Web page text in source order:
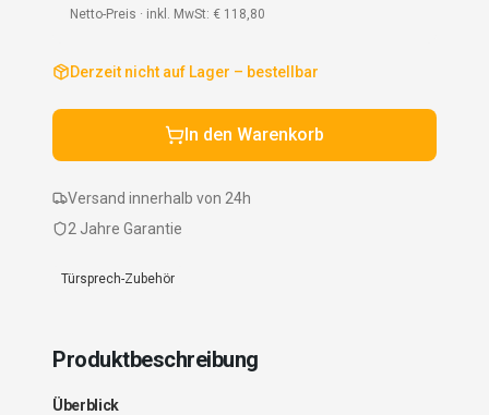
Netto-Preis · inkl. MwSt: € 118,80
Derzeit nicht auf Lager – bestellbar
In den Warenkorb
Versand innerhalb von 24h
2 Jahre Garantie
Türsprech-Zubehör
Produktbeschreibung
Überblick